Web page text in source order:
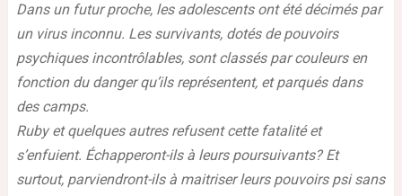
Dans un futur proche, les adolescents ont été décimés par
un virus inconnu. Les survivants, dotés de pouvoirs
psychiques incontrôlables, sont classés par couleurs en
fonction du danger qu’ils représentent, et parqués dans
des camps.
Ruby et quelques autres refusent cette fatalité et
s’enfuient. Échapperont-ils à leurs poursuivants? Et
surtout, parviendront-ils à maitriser leurs pouvoirs psi sans